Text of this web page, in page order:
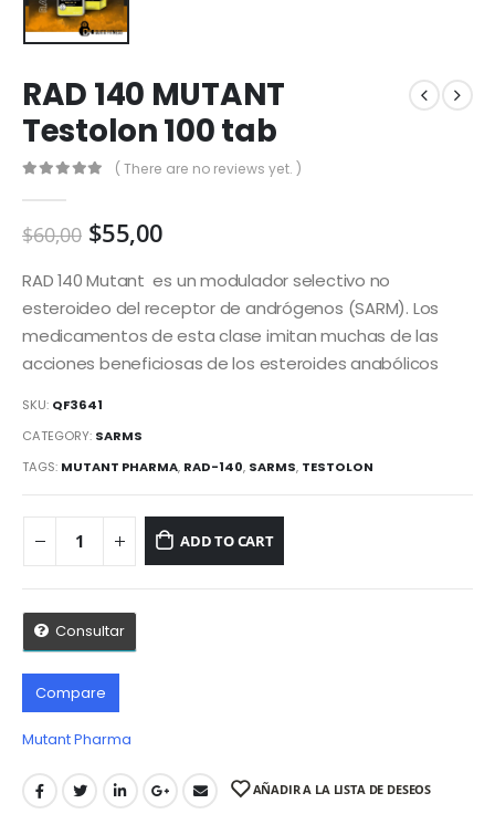
RAD 140 MUTANT
Testolon 100 tab
( There are no reviews yet. )
$60,00 $55,00
RAD 140 Mutant es un modulador selectivo no
esteroideo del receptor de andrógenos (SARM). Los
medicamentos de esta clase imitan muchas de las
acciones beneficiosas de los esteroides anabólicos
SKU: QF3641
CATEGORY: SARMS
TAGS: MUTANT PHARMA, RAD-140, SARMS, TESTOLON
ADD TO CART
Consultar
Compare
Mutant Pharma
AÑADIR A LA LISTA DE DESEOS